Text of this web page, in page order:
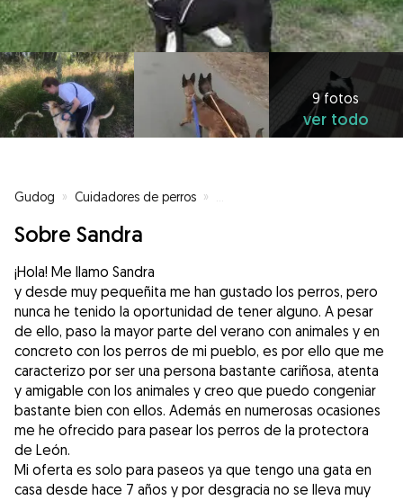
9 fotos
ver todo
Gudog » Cuidadores de perros »
Sobre Sandra
¡Hola! Me llamo Sandra
y desde muy pequeñita me han gustado los perros, pero
nunca he tenido la oportunidad de tener alguno. A pesar
de ello, paso la mayor parte del verano con animales y en
concreto con los perros de mi pueblo, es por ello que me
caracterizo por ser una persona bastante cariñosa, atenta
y amigable con los animales y creo que puedo congeniar
bastante bien con ellos. Además en numerosas ocasiones
me he ofrecido para pasear los perros de la protectora
de León.
Mi oferta es solo para paseos ya que tengo una gata en
casa desde hace 7 años y por desgracia no se lleva muy